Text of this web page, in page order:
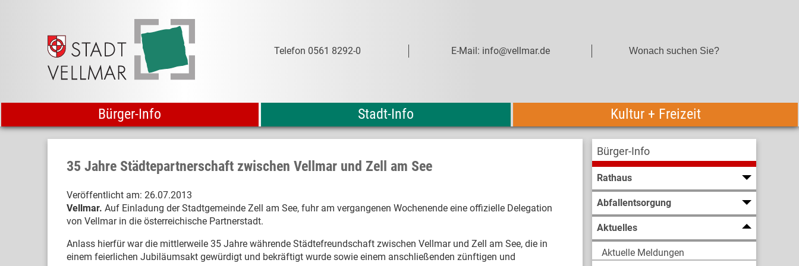
Telefon 0561 8292-0 E-Mail: info@vellmar.de
Bürger-Info Stadt-Info Kultur + Freizeit
Bürger-Info
Rathaus
Abfallentsorgung
Aktuelles
Aktuelle Meldungen
35 Jahre Städtepartnerschaft zwischen Vellmar und Zell am See
Veröffentlicht am: 26.07.2013
Vellmar. Auf Einladung der Stadtgemeinde Zell am See, fuhr am vergangenen Wochenende eine offizielle Delegation
von Vellmar in die österreichische Partnerstadt.
Anlass hierfür war die mittlerweile 35 Jahre währende Städtefreundschaft zwischen Vellmar und Zell am See, die in
einem feierlichen Jubiläumsakt gewürdigt und bekräftigt wurde sowie einem anschließenden zünftigen und